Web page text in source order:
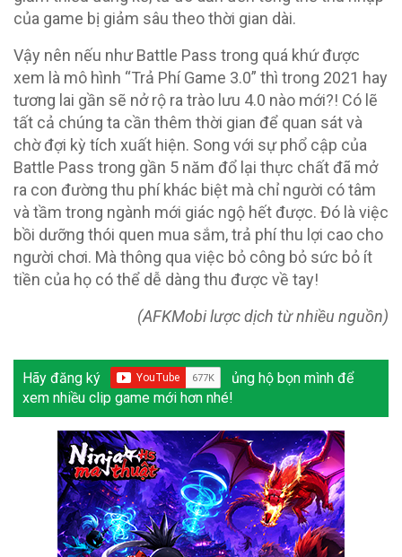
của game bị giảm sâu theo thời gian dài.
Vậy nên nếu như Battle Pass trong quá khứ được
xem là mô hình “Trả Phí Game 3.0” thì trong 2021 hay
tương lai gần sẽ nở rộ ra trào lưu 4.0 nào mới?! Có lẽ
tất cả chúng ta cần thêm thời gian để quan sát và
chờ đợi kỳ tích xuất hiện. Song với sự phổ cập của
Battle Pass trong gần 5 năm đổ lại thực chất đã mở
ra con đường thu phí khác biệt mà chỉ người có tâm
và tầm trong ngành mới giác ngộ hết được. Đó là việc
bồi dưỡng thói quen mua sắm, trả phí thu lợi cao cho
người chơi. Mà thông qua việc bỏ công bỏ sức bỏ ít
tiền của họ có thể dễ dàng thu được về tay!
(AFKMobi lược dịch từ nhiều nguồn)
Hãy đăng ký
ủng hộ bọn mình để
xem nhiều clip game mới hơn nhé!